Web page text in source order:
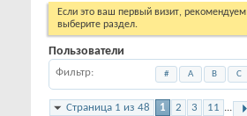
Если это ваш первый визит, рекомендуем
выберите раздел.
Пользователи
Фильтр # A B C
Страница 1 из 48 1 2 3 11 ...